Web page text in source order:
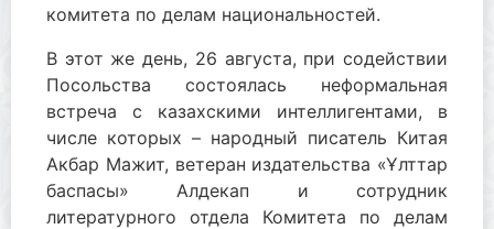
комитета по делам национальностей.
В этот же день, 26 августа, при содействии
Посольства состоялась неформальная
встреча с казахскими интеллигентами, в
числе которых – народный писатель Китая
Акбар Мажит, ветеран издательства «Ұлттар
баспасы» Алдекап и сотрудник
литературного отдела Комитета по делам